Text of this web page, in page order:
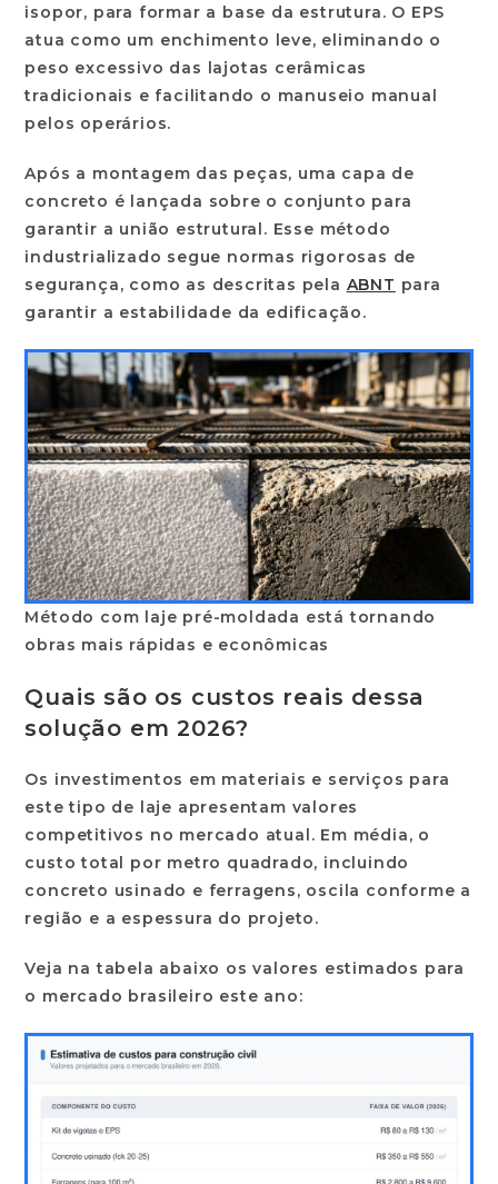
isopor, para formar a base da estrutura. O EPS
atua como um enchimento leve, eliminando o
peso excessivo das lajotas cerâmicas
tradicionais e facilitando o manuseio manual
pelos operários.
Após a montagem das peças, uma capa de
concreto é lançada sobre o conjunto para
garantir a união estrutural. Esse método
industrializado segue normas rigorosas de
segurança, como as descritas pela ABNT para
garantir a estabilidade da edificação.
Método com laje pré-moldada está tornando
obras mais rápidas e econômicas
Quais são os custos reais dessa
solução em 2026?
Os investimentos em materiais e serviços para
este tipo de laje apresentam valores
competitivos no mercado atual. Em média, o
custo total por metro quadrado, incluindo
concreto usinado e ferragens, oscila conforme a
região e a espessura do projeto.
Veja na tabela abaixo os valores estimados para
o mercado brasileiro este ano: